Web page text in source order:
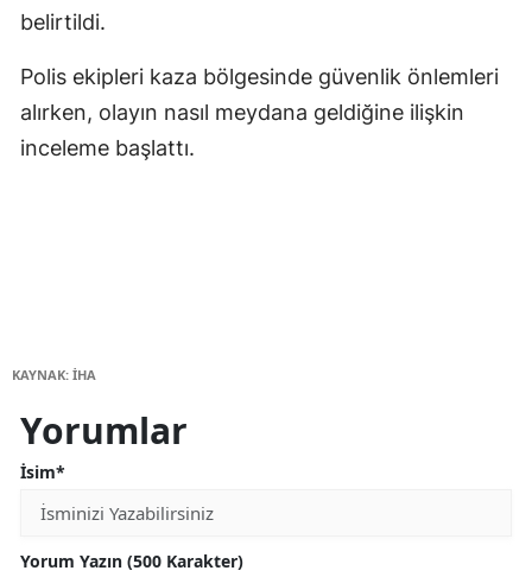
belirtildi.
Polis ekipleri kaza bölgesinde güvenlik önlemleri
alırken, olayın nasıl meydana geldiğine ilişkin
inceleme başlattı.
KAYNAK: İHA
Yorumlar
İsim*
Yorum Yazın (500 Karakter)